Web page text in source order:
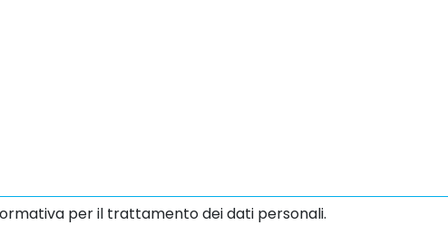
per il trattamento dei dati personali.